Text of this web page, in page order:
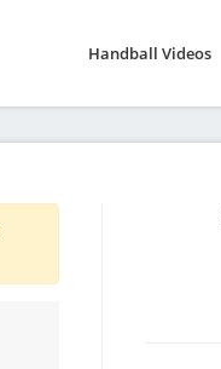
Handball Videos